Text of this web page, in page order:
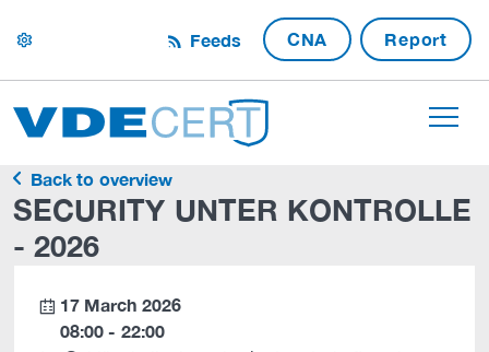
settings Feeds CNA Report
Back to overview
SECURITY UNTER KONTROLLE
- 2026
calendar 17 March 2026
08:00 - 22:00